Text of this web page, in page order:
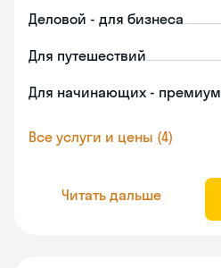
Деловой - для бизнеса
Для путешествий
Для начинающих - премиум
Все услуги и цены (4)
Читать дальше